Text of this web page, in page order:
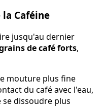
Caféine
jusqu'au dernier
de café forts,
mouture plus fine
du café avec l'eau,
dissoudre plus